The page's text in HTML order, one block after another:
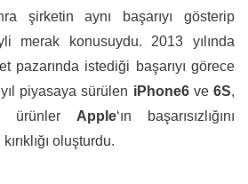
şirketin aynı başarıyı gösterip
merak konusuydu. 2013 yılında
pazarında istediği başarıyı görece
piyasaya sürülen iPhone6ve 6S,
ürünler Apple‘ın başarısızlığını
oluşturdu.